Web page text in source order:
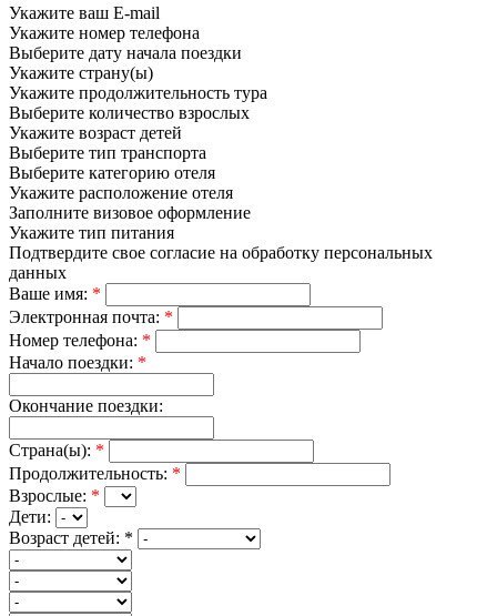
Укажите ваш E-mail
Укажите номер телефона
Выберите дату начала поездки
Укажите страну(ы)
Укажите продолжительность тура
Выберите количество взрослых
Укажите возраст детей
Выберите тип транспорта
Выберите категорию отеля
Укажите расположение отеля
Заполните визовое оформление
Укажите тип питания
Подтвердите свое согласие на обработку персональных
данных
Ваше имя: *
Электронная почта: *
Номер телефона: *
Начало поездки: *
Окончание поездки:
Страна(ы): *
Продолжительность: *
Взрослые: *
Дети:
Возраст детей: *